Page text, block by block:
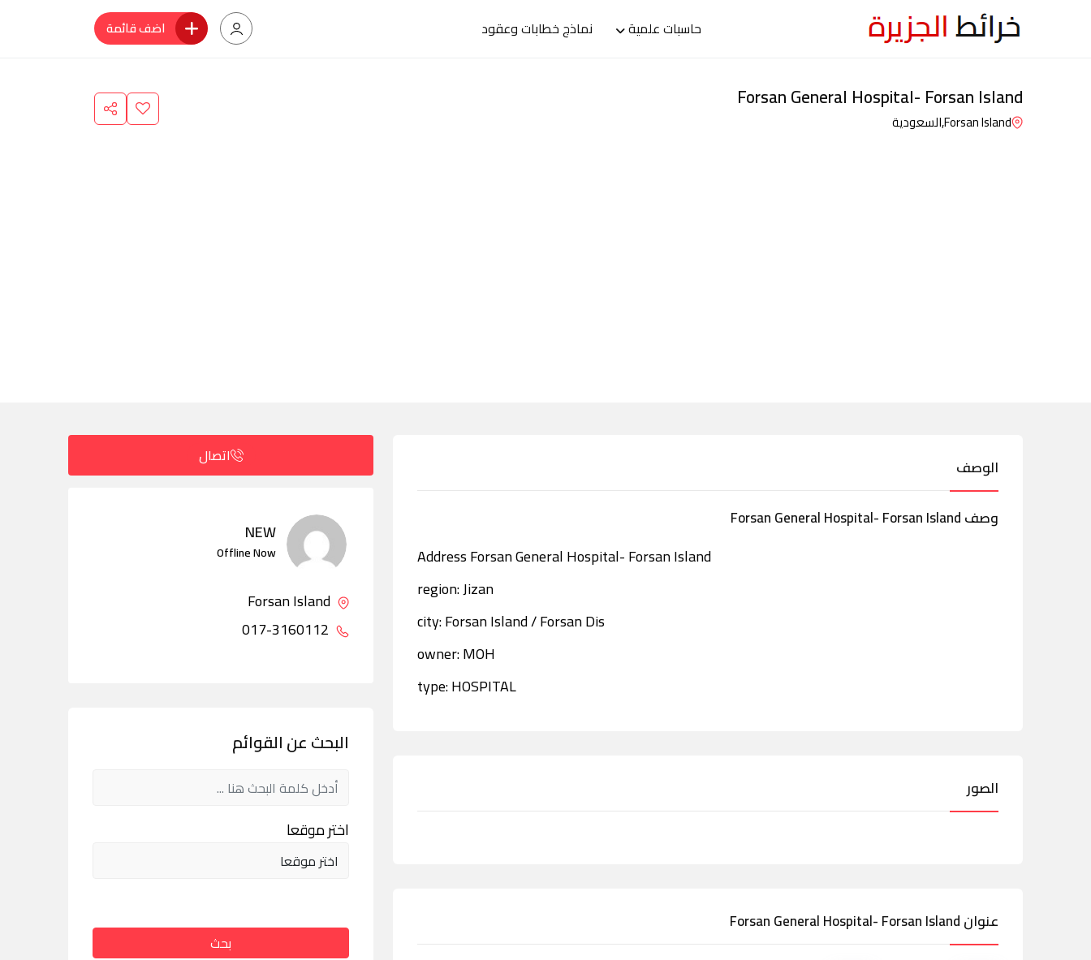
حاسبات علمية نماذج خطابات وعقود اضف قائمة
Forsan General Hospital- Forsan Island
Forsan Island,السعودية
الوصف
وصف Forsan General Hospital- Forsan Island
Address Forsan General Hospital- Forsan Island
region: Jizan
city: Forsan Island / Forsan Dis
owner: MOH
type: HOSPITAL
الصور
عنوان Forsan General Hospital- Forsan Island
اتصال
NEW
Offline Now
البحث عن القوائم
اختر موقعا
بحث